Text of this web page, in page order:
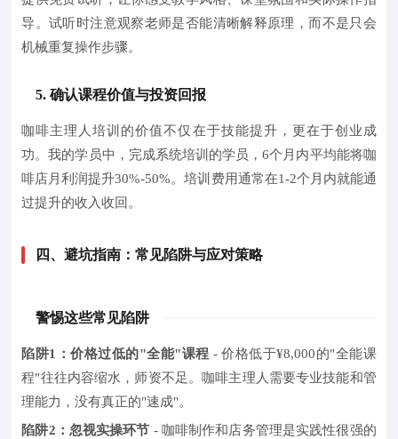
导。试听时注意观察老师是否能清晰解释原理，而不是只会
机械重复操作步骤。
5. 确认课程价值与投资回报
咖啡主理人培训的价值不仅在于技能提升，更在于创业成
功。我的学员中，完成系统培训的学员，6个月内平均能将咖
啡店月利润提升30%-50%。培训费用通常在1-2个月内就能通
过提升的收入收回。
四、避坑指南：常见陷阱与应对策略
警惕这些常见陷阱
陷阱1：价格过低的"全能"课程 - 价格低于¥8,000的"全能课
程"往往内容缩水，师资不足。咖啡主理人需要专业技能和管
理能力，没有真正的"速成"。
陷阱2：忽视实操环节 - 咖啡制作和店务管理是实践性很强的